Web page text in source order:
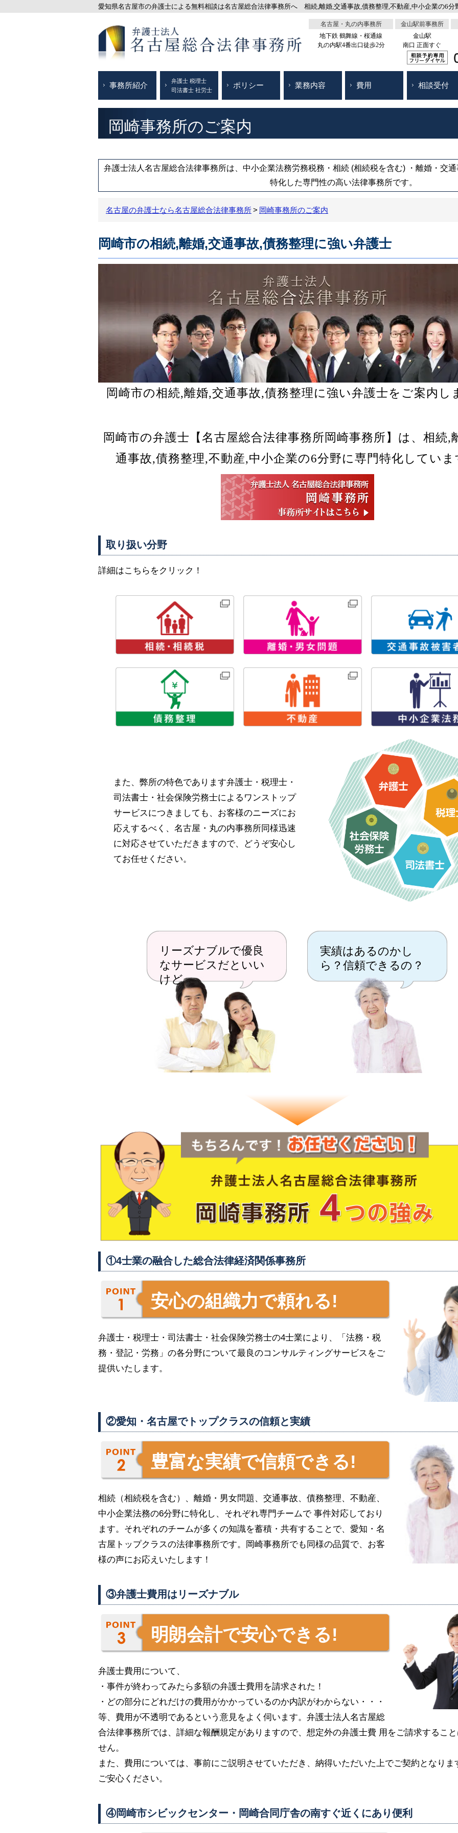
愛知県名古屋市の弁護士による無料相談は名古屋総合法律事務所へ 相続,離婚,交通事故,債務整理,不動産,中小企業の6分
名古屋・丸の内事務所
地下鉄 鶴舞線・桜通線
丸の内駅4番出口徒歩2分
金山駅前事務所
金山駅
南口 正面すぐ
事務所紹介
弁護士 税理士
司法書士 社労士
ポリシー 業務内容 費用 相談受付
岡崎事務所のご案内
弁護士法人名古屋総合法律事務所は、中小企業法務労務税務・相続 (相続税を含む) ・離婚・交
特化した専門性の高い法律事務所です。
名古屋の弁護士なら名古屋総合法律事務所 岡崎事務所のご案内
岡崎市の相続,離婚,交通事故,債務整理に強い弁護士
岡崎市の相続,離婚,交通事故,債務整理に強い弁護士をご案内し
岡崎市の弁護士【名古屋総合法律事務所岡崎事務所】は、相続,
通事故,債務整理,不動産,中小企業の6分野に専門特化していま
取り扱い分野
詳細はこちらをクリック！
また、弊所の特色であります弁護士・税理士・
司法書士・社会保険労務士によるワンストップ
サービスにつきましても、お客様のニーズにお
応えするべく、名古屋・丸の内事務所同様迅速
に対応させていただきますので、どうぞ安心し
てお任せください。
リーズナブルで優良
なサービスだといい
けど
実績はあるのかし
ら？信頼できるの？
①4士業の融合した総合法律経済関係事務所
安心の組織力で頼れる!
弁護士・税理士・司法書士・社会保険労務士の4士業により、「法務・税
務・登記・労務」の各分野について最良のコンサルティングサービスをご
提供いたします。
②愛知・名古屋でトップクラスの信頼と実績
豊富な実績で信頼できる!
相続（相続税を含む）、離婚・男女問題、交通事故、債務整理、不動産、
中小企業法務の6分野に特化し、それぞれ専門チームで 事件対応しており
ます。それぞれのチームが多くの知識を蓄積・共有することで、愛知・名
古屋トップクラスの法律事務所です。岡崎事務所でも同様の品質で、お客
様の声にお応えいたします！
③弁護士費用はリーズナブル
明朗会計で安心できる!
弁護士費用について、
・事件が終わってみたら多額の弁護士費用を請求された！
・どの部分にどれだけの費用がかかっているのか内訳がわからない・・・
等、費用が不透明であるという意見をよく伺います。弁護士法人名古屋総
合法律事務所では、詳細な報酬規定がありますので、想定外の弁護士費 用をご請求するこ
せん。
また、費用については、事前にご説明させていただき、納得いただいた上でご契約となりま
ご安心ください。
④岡崎市シビックセンター・岡崎合同庁舎の南すぐ近くにあり便利